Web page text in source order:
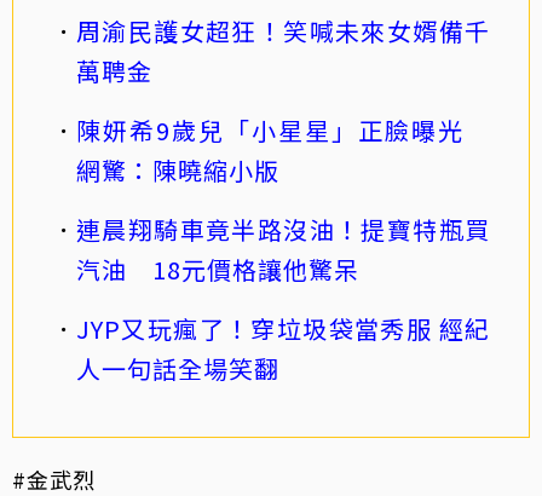
周渝民護女超狂！笑喊未來女婿備千
萬聘金
陳妍希9歲兒「小星星」正臉曝光
網驚：陳曉縮小版
連晨翔騎車竟半路沒油！提寶特瓶買
汽油 18元價格讓他驚呆
JYP又玩瘋了！穿垃圾袋當秀服 經紀
人一句話全場笑翻
#金武烈